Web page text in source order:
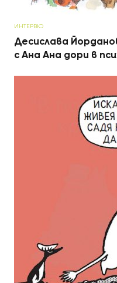
ИНТЕРВЮ
Десислава
с Ана Ана дори в